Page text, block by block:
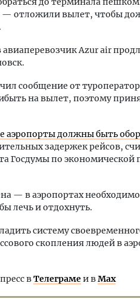
отложили вылет, чтобы
Azur air
сообщение от
на вылет, поэтому
аэропорты должны быть
задержек рейсов,
Госдумы по
— в аэропортах
лечь и отдохнуть.
систему
скопления людей в
вТелеграмеи вMax